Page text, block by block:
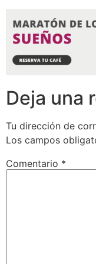
Deja una
Tu dirección de
Los campos
Comentario *